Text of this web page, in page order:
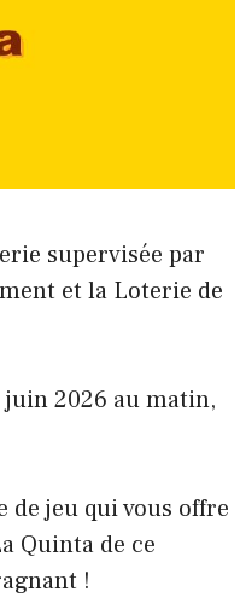
supervisée par
et la Loterie de
2026 au matin,
de jeu qui vous offre
Quinta de ce
!